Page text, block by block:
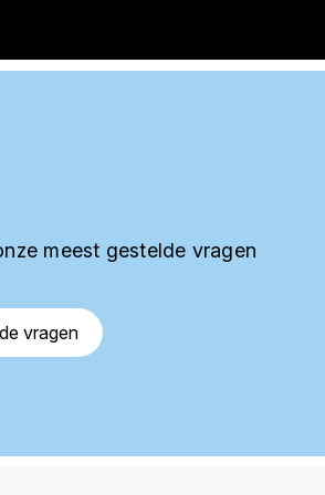
meest gestelde vragen
vragen